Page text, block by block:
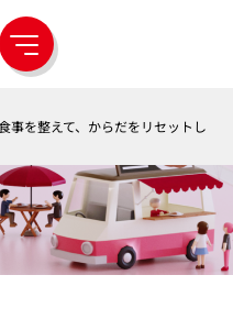
メ
ニ
ー
事を整えて、からだをリセットし